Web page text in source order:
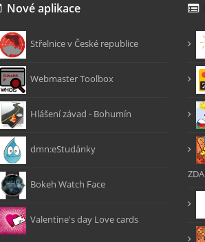
Nové aplikace
Střelnice v České republice
Webmaster Toolbox
Hlášení závad - Bohumín
dmn:eStudánky
Bokeh Watch Face
Valentine's day Love cards